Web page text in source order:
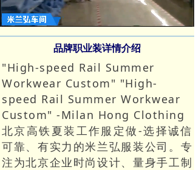
"High-speed Rail Summer
Workwear Custom" "High-
speed Rail Summer Workwear
Custom" -Milan Hong Clothing
北京高铁夏装工作服定做-选择诚信
可靠、有实力的米兰弘服装公司。专
注为北京企业时尚设计、量身手工制
Mute Loaded
0%
0%
品牌职业装详情介绍